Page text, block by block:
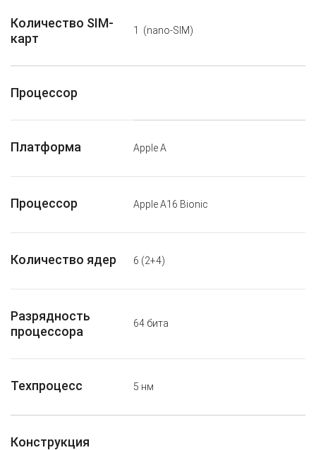
Количество SIM-
карт
1 (nano-SIM)
Процессор
Платформа Apple A
Процессор Apple A16 Bionic
Количество ядер 6 (2+4)
Разрядность
процессора
64 бита
Техпроцесс 5 нм
Конструкция